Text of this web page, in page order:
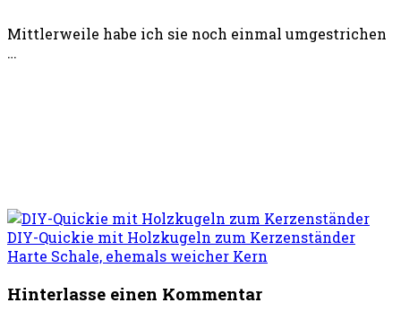
Mittlerweile habe ich sie noch einmal umgestrichen
…
DIY-Quickie mit Holzkugeln zum Kerzenständer
Harte Schale, ehemals weicher Kern
Hinterlasse einen Kommentar